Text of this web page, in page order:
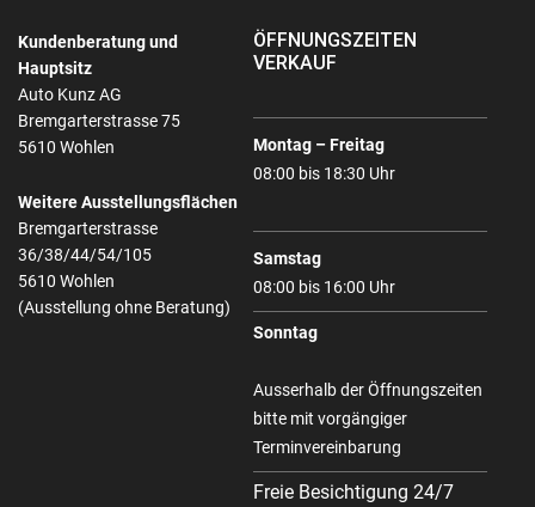
Kundenberatung und
Hauptsitz
Auto Kunz AG
Bremgarterstrasse 75
5610 Wohlen
Weitere Ausstellungsflächen
Bremgarterstrasse
36/38/44/54/105
5610 Wohlen
(Ausstellung ohne Beratung)
ÖFFNUNGSZEITEN
VERKAUF
Montag – Freitag
08:00 bis 18:30 Uhr
Samstag
08:00 bis 16:00 Uhr
Sonntag
Ausserhalb der Öffnungszeiten
bitte mit vorgängiger
Terminvereinbarung
Freie Besichtigung 24/7